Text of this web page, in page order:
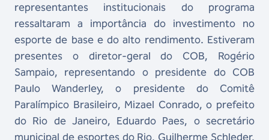
representantes institucionais do programa
ressaltaram a importância do investimento no
esporte de base e do alto rendimento. Estiveram
presentes o diretor-geral do COB, Rogério
Sampaio, representando o presidente do COB
Paulo Wanderley, o presidente do Comitê
Paralímpico Brasileiro, Mizael Conrado, o prefeito
do Rio de Janeiro, Eduardo Paes, o secretário
municipal de esportes do Rio, Guilherme Schleder,